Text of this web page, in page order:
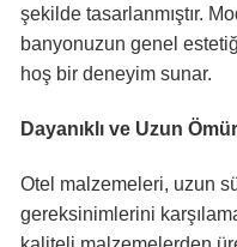
şekilde tasarlanmıştır.
banyonuzun genel
hoş bir deneyim sunar.
Dayanıklı ve Uzun
Otel malzemeleri, uzun
gereksinimlerini